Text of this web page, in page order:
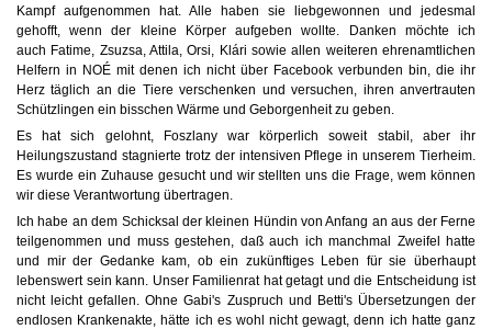
Kampf aufgenommen hat. Alle haben sie liebgewonnen und jedesmal
gehofft, wenn der kleine Körper aufgeben wollte. Danken möchte ich
auch Fatime, Zsuzsa, Attila, Orsi, Klári sowie allen weiteren ehrenamtlichen
Helfern in NOÉ mit denen ich nicht über Facebook verbunden bin, die ihr
Herz täglich an die Tiere verschenken und versuchen, ihren anvertrauten
Schützlingen ein bisschen Wärme und Geborgenheit zu geben.
Es hat sich gelohnt, Foszlany war körperlich soweit stabil, aber ihr
Heilungszustand stagnierte trotz der intensiven Pflege in unserem Tierheim.
Es wurde ein Zuhause gesucht und wir stellten uns die Frage, wem können
wir diese Verantwortung übertragen.
Ich habe an dem Schicksal der kleinen Hündin von Anfang an aus der Ferne
teilgenommen und muss gestehen, daß auch ich manchmal Zweifel hatte
und mir der Gedanke kam, ob ein zukünftiges Leben für sie überhaupt
lebenswert sein kann. Unser Familienrat hat getagt und die Entscheidung ist
nicht leicht gefallen. Ohne Gabi's Zuspruch und Betti's Übersetzungen der
endlosen Krankenakte, hätte ich es wohl nicht gewagt, denn ich hatte ganz